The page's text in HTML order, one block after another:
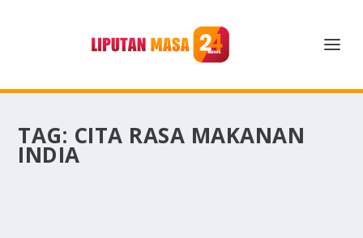
TAG: CITA RASA MAKANAN
INDIA